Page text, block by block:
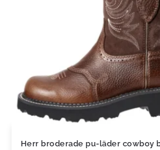
Herr broderade pu-läder cowboy